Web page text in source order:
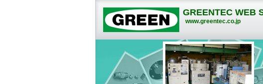
GREENTEC WEB
www.greentec.co.jp